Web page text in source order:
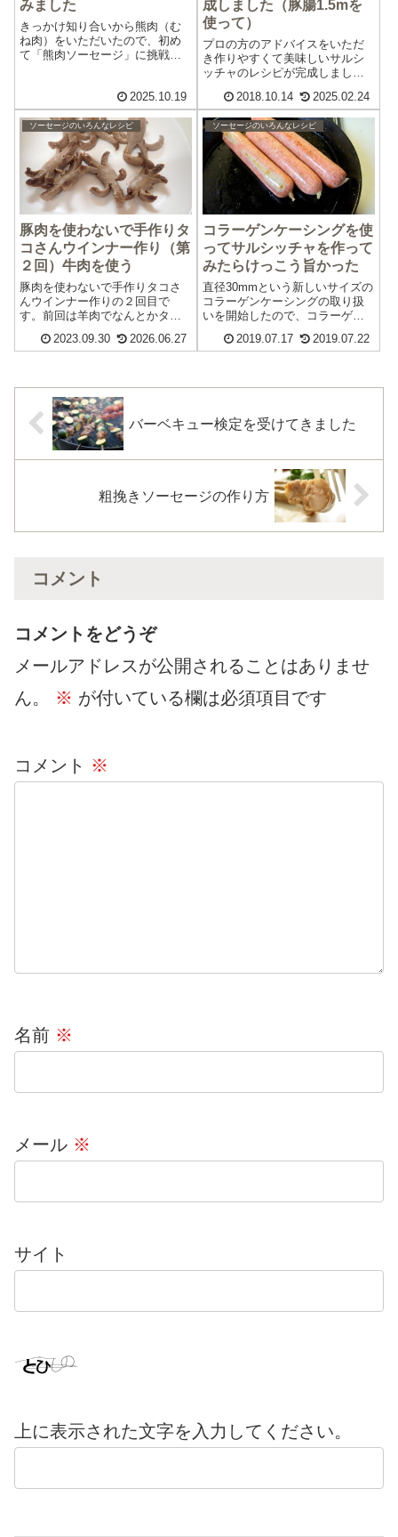
みました
きっかけ知り合いから熊肉（む
ね肉）をいただいたので、初め
て「熊肉ソーセージ」に挑戦し
に入らない食材なので、ワクワ
クしながらの実験です。下ごし
らえまずは冷凍肉を水につけて
15分ほど解...
2025.10.19
成しました（豚腸1.5mを
使って）
プロの方のアドバイスをいただ
き作りやすくて美味しいサルシ
ッチャのレシピが完成しまし
ぐに焼いて食べられるので、屋
外でバーベキューをするときに
サルシッチャソーセージをその
場で作って食べるのもおすすめ
です。ウインナーよ...
2018.10.14 2025.02.24
ソーセージのいろんなレシピ
豚肉を使わないで手作りタ
コさんウインナー作り（第
２回）牛肉を使う
豚肉を使わないで手作りタコさ
んウインナー作りの２回目で
す。前回は羊肉でなんとかタコ
きました。今回は、牛肉を使っ
す。宗教上の理由で豚肉を使わ
ないで作れないという...
2023.09.30 2026.06.27
ソーセージのいろんなレシピ
コラーゲンケーシングを使
ってサルシッチャを作って
みたらけっこう旨かった
直径30mmという新しいサイズの
コラーゲンケーシングの取り扱
いを開始したので、コラーゲン
戦してみました。一度作ってみ
たが、それより太いものは市販
2019.07.17 2019.07.22
バーベキュー検定を受けてきました
粗挽きソーセージの作り方
コメント
コメントをどうぞ
メールアドレスが公開されることはありませ
ん。
※ が付いている欄は必須項目です
コメント ※
名前 ※
メール ※
サイト
上に表示された文字を入力してください。